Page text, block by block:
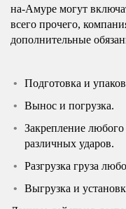
на-Амуре могут
всего прочего,
дополнительные
Подготовка и
Вынос и погрузка.
Закрепление
различных ударов.
Разгрузка груза
Выгрузка и